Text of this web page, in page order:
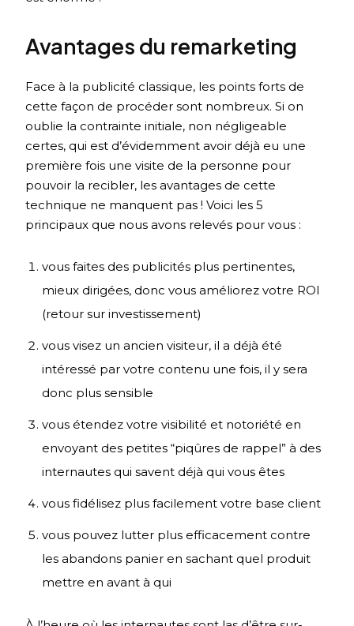
Avantages du remarketing
Face à la publicité classique, les points forts de
cette façon de procéder sont nombreux. Si on
oublie la contrainte initiale, non négligeable
certes, qui est d’évidemment avoir déjà eu une
première fois une visite de la personne pour
pouvoir la recibler, les avantages de cette
technique ne manquent pas ! Voici les 5
principaux que nous avons relevés pour vous :
vous faites des publicités plus pertinentes,
mieux dirigées, donc vous améliorez votre ROI
(retour sur investissement)
vous visez un ancien visiteur, il a déjà été
intéressé par votre contenu une fois, il y sera
donc plus sensible
vous étendez votre visibilité et notoriété en
envoyant des petites “piqûres de rappel” à des
internautes qui savent déjà qui vous êtes
vous fidélisez plus facilement votre base client
vous pouvez lutter plus efficacement contre
les abandons panier en sachant quel produit
mettre en avant à qui